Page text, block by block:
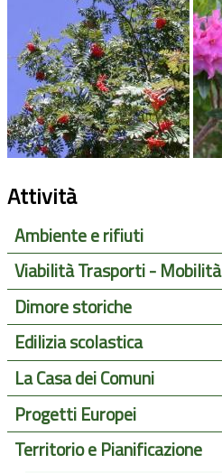
Attività
Ambiente e rifiuti
Viabilità Trasporti - Mobilità
Dimore storiche
Edilizia scolastica
La Casa dei Comuni
Progetti Europei
Territorio e Pianificazione